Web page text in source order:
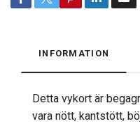
INFORMATION
Detta vykort är
vara nött, kantstött,